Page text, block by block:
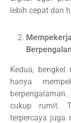
lebih cepat dan
Kedua,
hanya
cukup rumit.
terpercaya juga